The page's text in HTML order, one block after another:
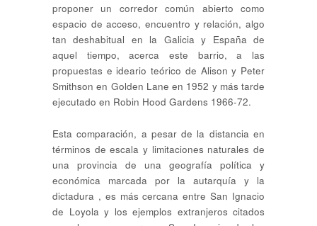
proponer un corredor común abierto como
espacio de acceso, encuentro y relación, algo
tan deshabitual en la Galicia y España de
aquel tiempo, acerca este barrio, a las
propuestas e ideario teórico de Alison y Peter
Smithson en Golden Lane en 1952 y más tarde
ejecutado en Robin Hood Gardens 1966-72.
Esta comparación, a pesar de la distancia en
términos de escala y limitaciones naturales de
una provincia de una geografía política y
económica marcada por la autarquía y la
dictadura , es más cercana entre San Ignacio
de Loyola y los ejemplos extranjeros citados